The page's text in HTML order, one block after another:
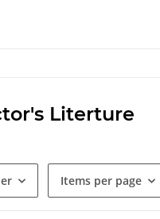
Literture
Items per page